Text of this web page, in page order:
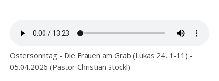
Ostersonntag - Die Frauen am Grab (Lukas 24, 1-11) -
05.04.2026 (Pastor Christian Stöckl)